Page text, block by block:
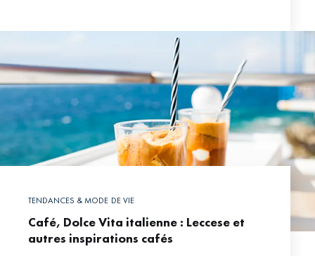
TENDANCES & MODE DE VIE
Café, Dolce Vita italienne : Leccese et
autres inspirations cafés